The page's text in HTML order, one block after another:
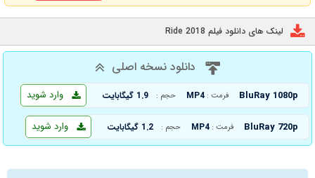
لینک های دانلود فیلم Ride 2018
دانلود نسخه اصلی
BluRay 1080p فرمت : MP4 حجم : 1.9 گیگابایت وارد شوید
BluRay 720p فرمت : MP4 حجم : 1.2 گیگابایت وارد شوید